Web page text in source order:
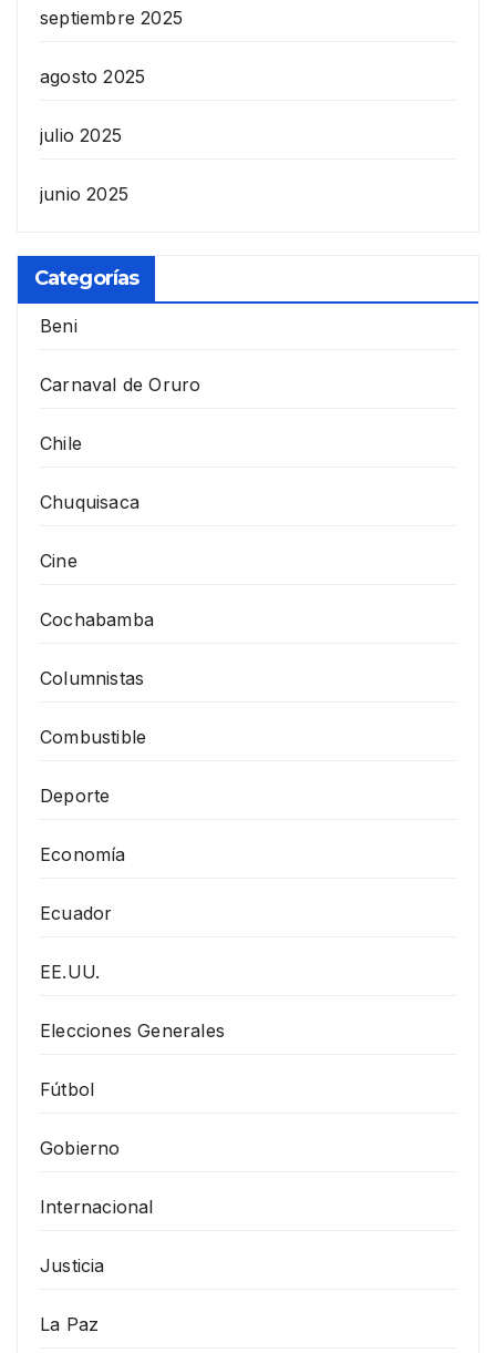
septiembre 2025
agosto 2025
julio 2025
junio 2025
Categorías
Beni
Carnaval de Oruro
Chile
Chuquisaca
Cine
Cochabamba
Columnistas
Combustible
Deporte
Economía
Ecuador
EE.UU.
Elecciones Generales
Fútbol
Gobierno
Internacional
Justicia
La Paz